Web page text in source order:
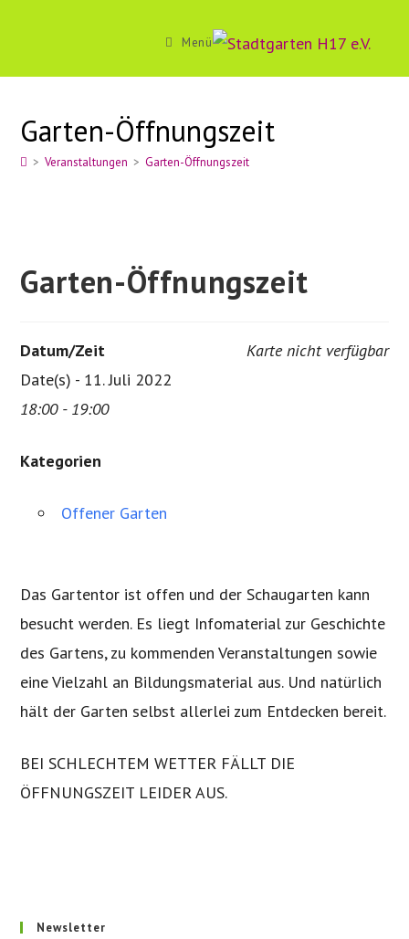
Menü
Garten-Öffnungszeit
> Veranstaltungen > Garten-Öffnungszeit
Garten-Öffnungszeit
Karte nicht verfügbar
Datum/Zeit
Date(s) - 11. Juli 2022
18:00 - 19:00
Kategorien
Offener Garten
Das Gartentor ist offen und der Schaugarten kann
besucht werden. Es liegt Infomaterial zur Geschichte
des Gartens, zu kommenden Veranstaltungen sowie
eine Vielzahl an Bildungsmaterial aus. Und natürlich
hält der Garten selbst allerlei zum Entdecken bereit.
BEI SCHLECHTEM WETTER FÄLLT DIE
ÖFFNUNGSZEIT LEIDER AUS.
Newsletter